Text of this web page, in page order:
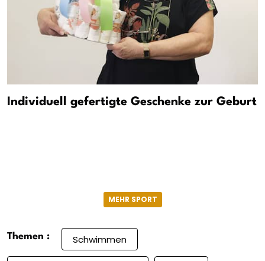
Individuell gefertigte Geschenke zur Geburt
MEHR SPORT
Themen : Schwimmen